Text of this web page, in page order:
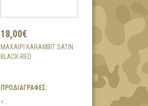
18,00€
ΜΑΧΑΊΡΙ KARAMBIT SATIN
BLACK-RED
ΠΡΟΔΙΑΓΡΑΦΕΣ:
<...